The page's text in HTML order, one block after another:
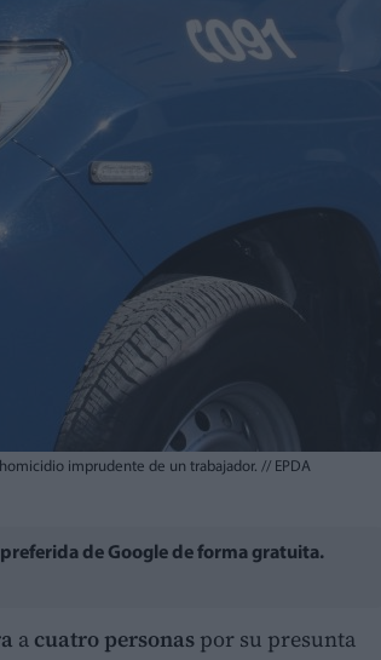
imprudente de un trabajador. // EPDA
de Google de forma gratuita.
a cuatro personas por su presunta